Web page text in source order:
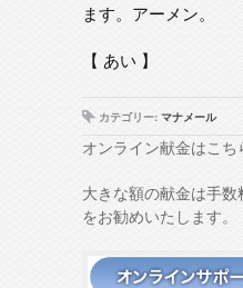
ます。アーメン。
【 あい 】
カテゴリー: マナメール
オンライン献金はこち
大きな額の献金は手
をお勧めいたします。